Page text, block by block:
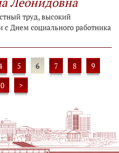
труд, высокий
с Днем социального работника
5 6 7 8
9
>